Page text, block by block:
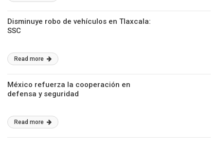
Disminuye robo de vehículos en Tlaxcala:
SSC
Read more
México refuerza la cooperación en
defensa y seguridad
Read more